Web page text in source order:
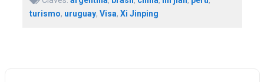
turismo, uruguay, Visa, Xi Jinping